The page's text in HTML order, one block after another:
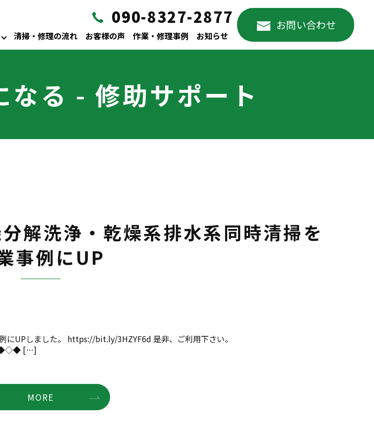
清掃・修理の流れ お客様の声 作業・修理事例 お知らせ
お問い合わせ
090-8327-2877
なる - 修助サポート
解洗浄・乾燥系排水系同時清掃を
事例にUP
にUPしました。 https://bit.ly/3HZYF6d 是非、ご利用下さい。
[…]
MORE